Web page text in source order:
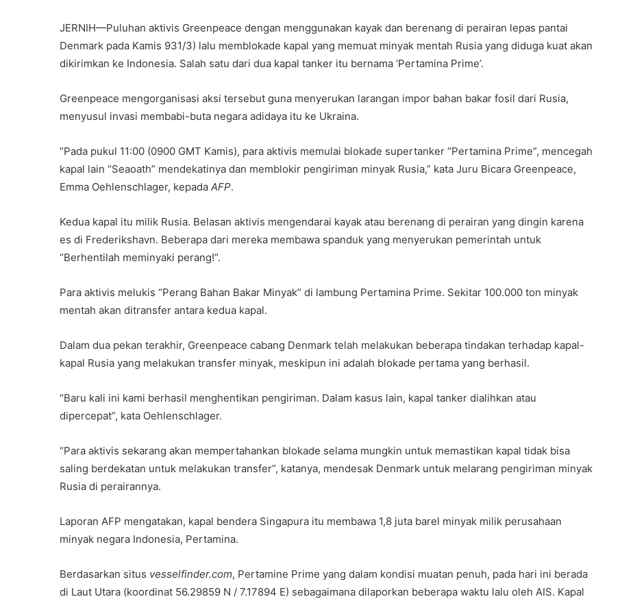
JERNIH—Puluhan aktivis Greenpeace dengan menggunakan kayak dan berenang di perairan lepas pantai
Denmark pada Kamis 931/3) lalu memblokade kapal yang memuat minyak mentah Rusia yang diduga kuat akan
dikirimkan ke Indonesia. Salah satu dari dua kapal tanker itu bernama ‘Pertamina Prime’.
Greenpeace mengorganisasi aksi tersebut guna menyerukan larangan impor bahan bakar fosil dari Rusia,
menyusul invasi membabi-buta negara adidaya itu ke Ukraina.
“Pada pukul 11:00 (0900 GMT Kamis), para aktivis memulai blokade supertanker “Pertamina Prime”, mencegah
kapal lain “Seaoath” mendekatinya dan memblokir pengiriman minyak Rusia,” kata Juru Bicara Greenpeace,
Emma Oehlenschlager, kepada AFP.
Kedua kapal itu milik Rusia. Belasan aktivis mengendarai kayak atau berenang di perairan yang dingin karena
es di Frederikshavn. Beberapa dari mereka membawa spanduk yang menyerukan pemerintah untuk
“Berhentilah meminyaki perang!”.
Para aktivis melukis “Perang Bahan Bakar Minyak” di lambung Pertamina Prime. Sekitar 100.000 ton minyak
mentah akan ditransfer antara kedua kapal.
Dalam dua pekan terakhir, Greenpeace cabang Denmark telah melakukan beberapa tindakan terhadap kapal-
kapal Rusia yang melakukan transfer minyak, meskipun ini adalah blokade pertama yang berhasil.
“Baru kali ini kami berhasil menghentikan pengiriman. Dalam kasus lain, kapal tanker dialihkan atau
dipercepat”, kata Oehlenschlager.
“Para aktivis sekarang akan mempertahankan blokade selama mungkin untuk memastikan kapal tidak bisa
saling berdekatan untuk melakukan transfer”, katanya, mendesak Denmark untuk melarang pengiriman minyak
Rusia di perairannya.
Laporan AFP mengatakan, kapal bendera Singapura itu membawa 1,8 juta barel minyak milik perusahaan
minyak negara Indonesia, Pertamina.
Berdasarkan situs vesselfinder.com, Pertamine Prime yang dalam kondisi muatan penuh, pada hari ini berada
di Laut Utara (koordinat 56.29859 N / 7.17894 E) sebagaimana dilaporkan beberapa waktu lalu oleh AIS. Kapal